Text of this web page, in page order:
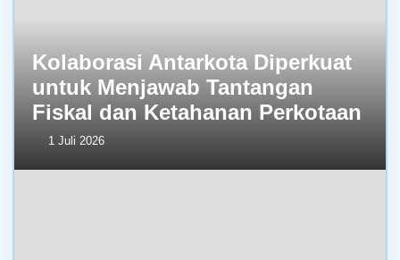
Kolaborasi Antarkota Diperkuat
untuk Menjawab Tantangan
Fiskal dan Ketahanan Perkotaan
1 Juli 2026